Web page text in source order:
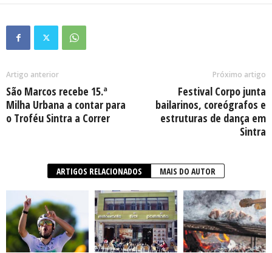
Artigo anterior
São Marcos recebe 15.ª
Milha Urbana a contar para
o Troféu Sintra a Correr
Próximo artigo
Festival Corpo junta
bailarinos, coreógrafos e
estruturas de dança em
Sintra
ARTIGOS RELACIONADOS MAIS DO AUTOR